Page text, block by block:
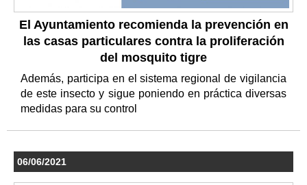
El Ayuntamiento recomienda la prevención en
las casas particulares contra la proliferación
del mosquito tigre
Además, participa en el sistema regional de vigilancia
de este insecto y sigue poniendo en práctica diversas
medidas para su control
06/06/2021